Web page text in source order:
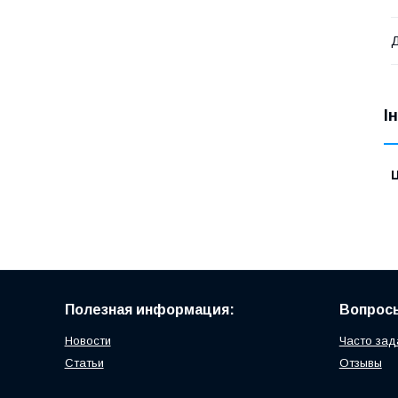
Полезная информация:
Новости
Статьи
Часто
Отзывы